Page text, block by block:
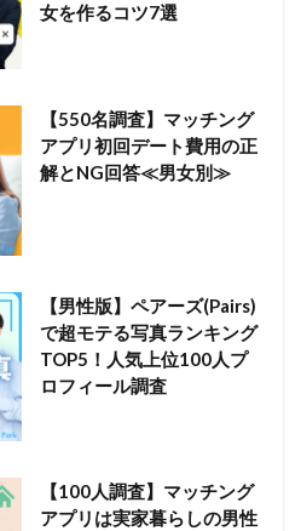
女を作るコツ7選
【550名調査】マッチング
アプリ初回デート費用の正
解とNG回答≪男女別≫
【男性版】ペアーズ(Pairs)
で超モテる写真ランキング
TOP5！人気上位100人プ
ロフィール調査
【100人調査】マッチング
アプリは実家暮らしの男性